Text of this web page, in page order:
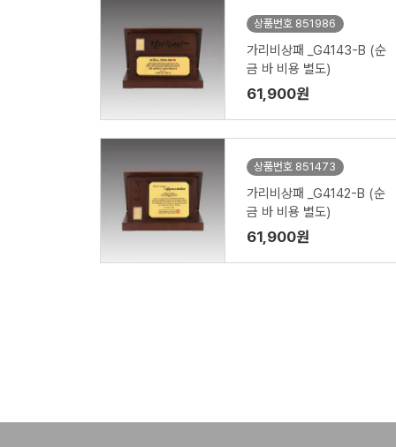
상품번호 851986
가리비상패 _G4143-B (순
금 바 비용 별도)
61,900원
상품번호 851473
가리비상패 _G4142-B (순
금 바 비용 별도)
61,900원